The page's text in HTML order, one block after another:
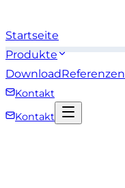
Startseite
Produkte
DownloadReferenzen
Kontakt
Kontakt